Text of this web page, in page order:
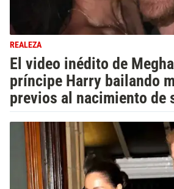
REALEZA
El video inédito de
príncipe Harry bailando
previos al nacimiento de